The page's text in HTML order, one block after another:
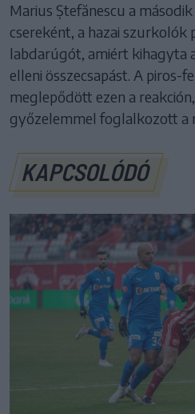
Marius Ștefănescu a
csereként, a hazai
labdarúgót, amiért kihagyta
elleni összecsapást. A piros-
meglepődött ezen a
győzelemmel foglalkozott a
KAPCSOLÓDÓ